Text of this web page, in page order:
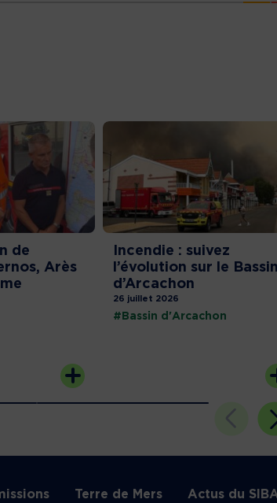
de
Arès
Incendie : suivez
l’évolution sur le
d’Arcachon
26 juillet 2026
#Bassin d'Arcachon
Terre de Mers Actus du